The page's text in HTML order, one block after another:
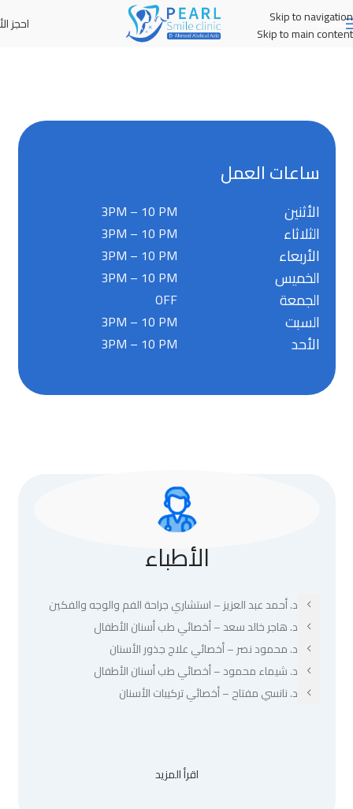
Skip to navigation
Skip to main content
MENU احجز
ساعات العمل
3PM – 10 PM الأثنين
3PM – 10 PM الثلاثاء
3PM – 10 PM الأربعاء
3PM – 10 PM الخميس
OFF الجمعة
3PM – 10 PM السبت
3PM – 10 PM الأحد
الأطباء
د. أحمد عبد العزيز – استشاري جراحة الفم والوجه والفكين
د. هاجر خالد سعد – أخصائي طب أسنان الأطفال
د. محمود نصر – أخصائي علاج جذور الأسنان
د. شيماء محمود – أخصائي طب أسنان الأطفال
د. نانسي مفتاح – أخصائي تركيبات الأسنان
اقرأ المزيد